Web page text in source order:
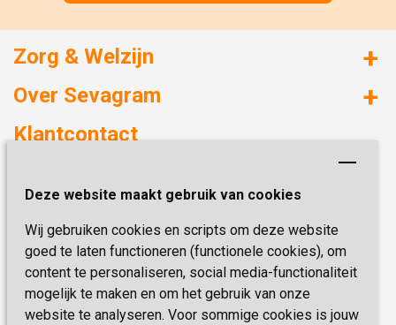
Deze website maakt gebruik van cookies
Wij gebruiken cookies en scripts om deze website
goed te laten functioneren (functionele cookies), om
content te personaliseren, social media-functionaliteit
mogelijk te maken en om het gebruik van onze
website te analyseren. Voor sommige cookies is jouw
Zorg & Welzijn
Huizen met zorg
Onze specialiteiten
Over Sevagram
Duurzaamheid
Kwaliteit & Klantbeleving
Missie & Visie
Vastgoed
Innovatie
Klantcontact
6419 PB Heerlen
Telefoon:0900 777 4 777
E-mail:zorgbemiddeling@sevagram.nl
Schrijf je nu in!